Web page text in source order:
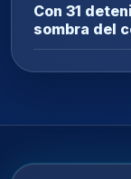
Con 31
sombra del